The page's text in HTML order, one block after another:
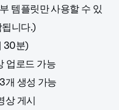
템플릿만 사용할 수 있
니다.)
30분)
업로드 가능
개 생성 가능
상 게시